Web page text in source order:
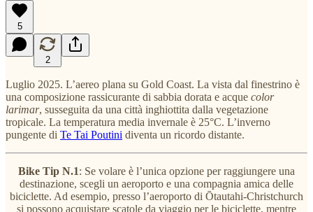
5
2
Luglio 2025. L’aereo plana su Gold Coast. La vista dal finestrino è
una composizione rassicurante di sabbia dorata e acque color
larimar, susseguita da una città inghiottita dalla vegetazione
tropicale. La temperatura media invernale è 25°C. L’inverno
pungente di Te Tai Poutini diventa un ricordo distante.
Bike Tip N.1: Se volare è l’unica opzione per raggiungere una
destinazione, scegli un aeroporto e una compagnia amica delle
biciclette. Ad esempio, presso l’aeroporto di Ōtautahi-Christchurch
si possono acquistare scatole da viaggio per le biciclette, mentre